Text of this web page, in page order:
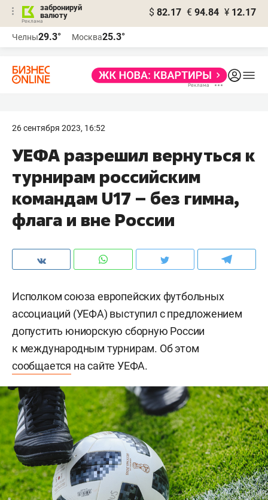
забронируй
валюту
$ 82.17 € 94.84 ¥ 12.17
Челны29.3° Москва25.3°
26 сентября 2023, 16:52
УЕФА разрешил вернуться к
турнирам российским
командам U17 – без гимна,
флага и вне России
Исполком союза европейских футбольных
ассоциаций (УЕФА) выступил с предложением
допустить юниорскую сборную России
к международным турнирам. Об этом
сообщается на сайте УЕФА.